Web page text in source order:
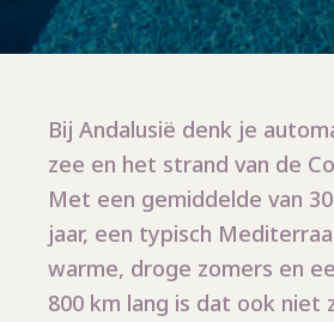
Bij Andalusië denk je
zee en het strand van de
Met een gemiddelde van
jaar, een typisch
warme, droge zomers en
800 km lang is dat ook niet